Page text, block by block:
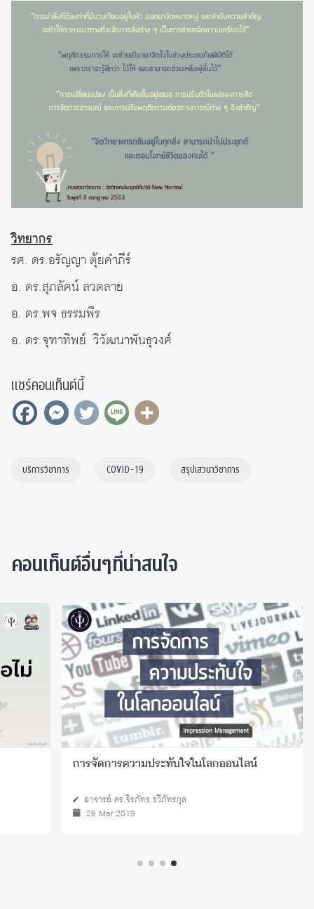
วิทยากร
รศ. ดร.อรัญญา ตุ้ยคำภีร์
อ. ดร.สุภลัคน์ ลวดลาย
อ. ดร.พจ ธรรมพีร
อ. ดร.จุฑาทิพย์ วิวัฒนาพันธุวงศ์
แชร์คอนเท็นต์นี้
บริการวิชาการ COVID-19 สรุปเสวนาวิชาการ
คอนเท็นต์อื่นๆที่น่าสนใจ
องที่เคยขึ้นชื่อว่าการศึกษาดี
อิทธิพลของสื่อต่อการเพิ่มการช่
ผศ. ดร.วัชราภรณ์ บุญญศิริวัฒน์